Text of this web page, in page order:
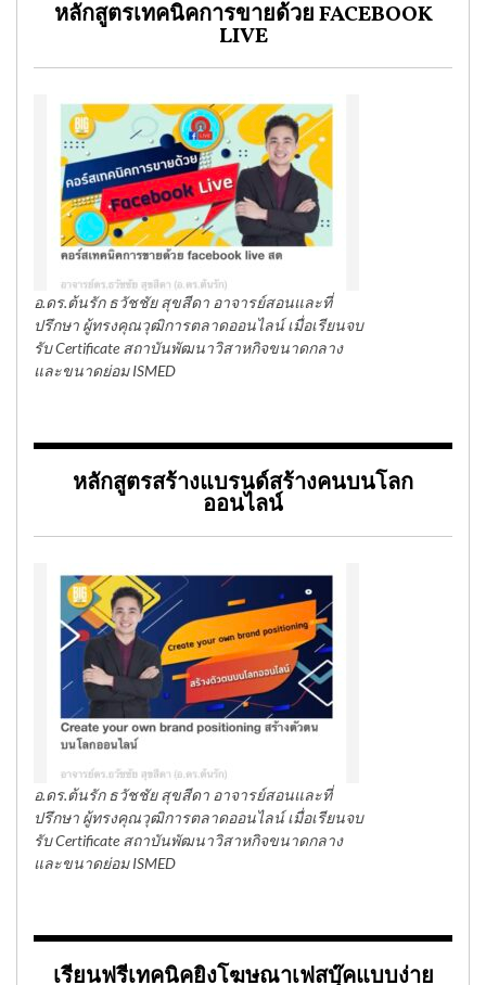
หลักสูตรเทคนิคการขายด้วย FACEBOOK
LIVE
อ.ดร.ต้นรัก ธวัชชัย สุขสีดา อาจารย์สอนและที่
ปรึกษา ผู้ทรงคุณวุฒิการตลาดออนไลน์ เมื่อเรียนจบ
รับ Certificate สถาบันพัฒนาวิสาหกิจขนาดกลาง
และขนาดย่อม ISMED
หลักสูตรสร้างแบรนด์สร้างคนบนโลก
ออนไลน์
อ.ดร.ต้นรัก ธวัชชัย สุขสีดา อาจารย์สอนและที่
ปรึกษา ผู้ทรงคุณวุฒิการตลาดออนไลน์ เมื่อเรียนจบ
รับ Certificate สถาบันพัฒนาวิสาหกิจขนาดกลาง
และขนาดย่อม ISMED
เรียนฟรีเทคนิคยิงโฆษณาเฟสบุ๊คแบบง่าย